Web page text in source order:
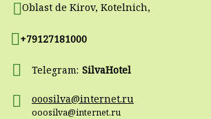
Oblast de Kirov, Kotelnich,
+79127181000
Telegram: SilvaHotel
ooosilva@internet.ru
ooosilva@internet.ru